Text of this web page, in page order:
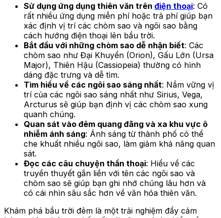
Sử dụng ứng dụng thiên văn trên điện thoại: Có
rất nhiều ứng dụng miễn phí hoặc trả phí giúp bạn
xác định vị trí các chòm sao và ngôi sao bằng
cách hướng điện thoại lên bầu trời.
Bắt đầu với những chòm sao dễ nhận biết: Các
chòm sao như Đại Khuyển (Orion), Gấu Lớn (Ursa
Major), Thiên Hậu (Cassiopeia) thường có hình
dáng đặc trưng và dễ tìm.
Tìm hiểu về các ngôi sao sáng nhất: Nắm vững vị
trí của các ngôi sao sáng nhất như Sirius, Vega,
Arcturus sẽ giúp bạn định vị các chòm sao xung
quanh chúng.
Quan sát vào đêm quang đãng và xa khu vực ô
nhiễm ánh sáng: Ánh sáng từ thành phố có thể
che khuất nhiều ngôi sao, làm giảm khả năng quan
sát.
Đọc các câu chuyện thần thoại: Hiểu về các
truyền thuyết gắn liền với tên các ngôi sao và
chòm sao sẽ giúp bạn ghi nhớ chúng lâu hơn và
có cái nhìn sâu sắc hơn về văn hóa thiên văn.
Khám phá bầu trời đêm là một trải nghiệm đầy cảm